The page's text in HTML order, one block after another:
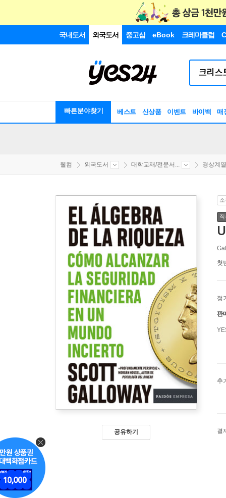
국내도서 외국도서 중고샵 eBook 크레마클럽
빠른분야찾기 베스트 신상품 이벤트 바이백 매
웰컴 외국도서 대학교재/전문서... 경상계열
공유하기
첫
정
판
추
결